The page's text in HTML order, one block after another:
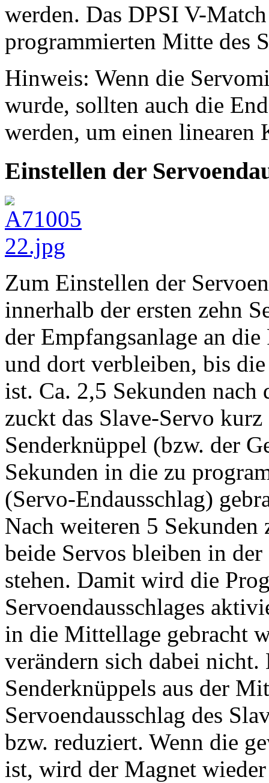
werden. Das DPSI V-
programmierten Mitte des
Hinweis: Wenn die
wurde, sollten auch die
werden, um einen linearen
Einstellen der
Zum Einstellen der
innerhalb der ersten zehn
der Empfangsanlage an
und dort verbleiben, bis
ist. Ca. 2,5 Sekunden nach
zuckt das Slave-Servo
Senderknüppel (bzw. der
Sekunden in die zu
(Servo-Endausschlag)
Nach weiteren 5
beide Servos bleiben in
stehen. Damit wird die
Servoendausschlages
in die Mittellage gebracht
verändern sich dabei
Senderknüppels aus der
Servoendausschlag des
bzw. reduziert. Wenn die
ist, wird der Magnet